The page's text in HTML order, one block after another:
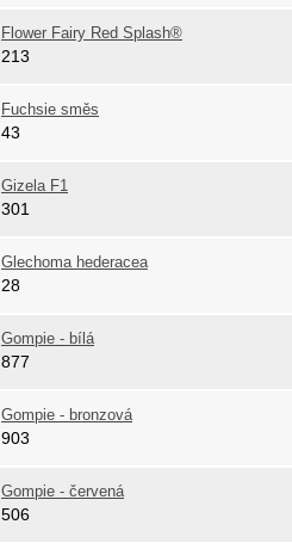
Flower Fairy Red Splash®
213
Fuchsie směs
43
Gizela F1
301
Glechoma hederacea
28
Gompie - bílá
877
Gompie - bronzová
903
Gompie - červená
506